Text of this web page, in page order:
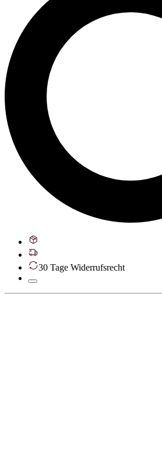
30 Tage Widerrufsrecht